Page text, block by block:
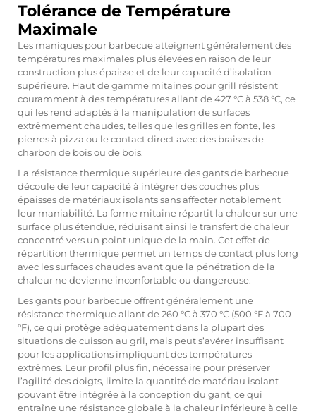
Tolérance de Température
Maximale
Les maniques pour barbecue atteignent généralement des
températures maximales plus élevées en raison de leur
construction plus épaisse et de leur capacité d’isolation
supérieure. Haut de gamme mitaines pour grill résistent
couramment à des températures allant de 427 °C à 538 °C, ce
qui les rend adaptés à la manipulation de surfaces
extrêmement chaudes, telles que les grilles en fonte, les
pierres à pizza ou le contact direct avec des braises de
charbon de bois ou de bois.
La résistance thermique supérieure des gants de barbecue
découle de leur capacité à intégrer des couches plus
épaisses de matériaux isolants sans affecter notablement
leur maniabilité. La forme mitaine répartit la chaleur sur une
surface plus étendue, réduisant ainsi le transfert de chaleur
concentré vers un point unique de la main. Cet effet de
répartition thermique permet un temps de contact plus long
avec les surfaces chaudes avant que la pénétration de la
chaleur ne devienne inconfortable ou dangereuse.
Les gants pour barbecue offrent généralement une
résistance thermique allant de 260 °C à 370 °C (500 °F à 700
°F), ce qui protège adéquatement dans la plupart des
situations de cuisson au gril, mais peut s’avérer insuffisant
pour les applications impliquant des températures
extrêmes. Leur profil plus fin, nécessaire pour préserver
l’agilité des doigts, limite la quantité de matériau isolant
pouvant être intégrée à la conception du gant, ce qui
entraîne une résistance globale à la chaleur inférieure à celle